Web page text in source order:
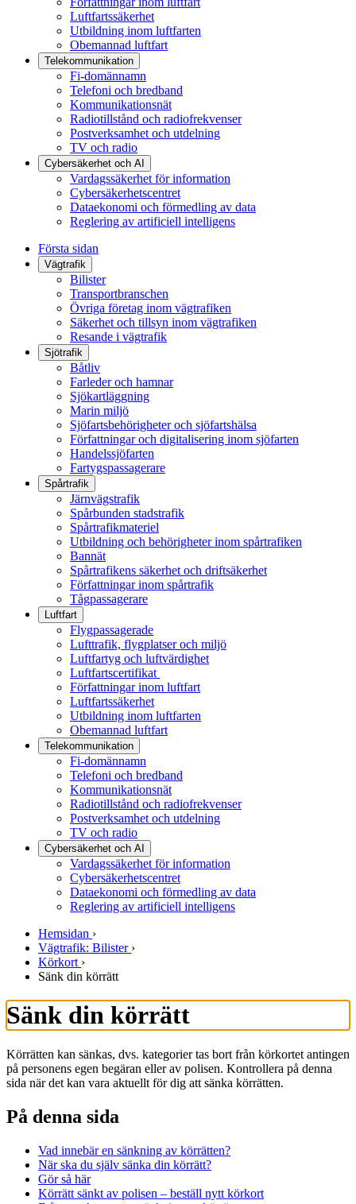
Luftfartssäkerhet
Utbildning inom luftfarten
Obemannad luftfart
Telekommunikation
Fi-domännamn
Telefoni och bredband
Kommunikationsnät
Radiotillstånd och radiofrekvenser
Postverksamhet och utdelning
TV och radio
Cybersäkerhet och AI
Vardagssäkerhet för information
Cybersäkerhetscentret
Dataekonomi och förmedling av data
Reglering av artificiell intelligens
Första sidan
Vägtrafik
Bilister
Transportbranschen
Övriga företag inom vägtrafiken
Säkerhet och tillsyn inom vägtrafiken
Resande i vägtrafik
Sjötrafik
Båtliv
Farleder och hamnar
Sjökartläggning
Marin miljö
Sjöfartsbehörigheter och sjöfartshälsa
Författningar och digitalisering inom sjöfarten
Handelssjöfarten
Fartygspassagerare
Spårtrafik
Järnvägstrafik
Spårbunden stadstrafik
Spårtrafikmateriel
Utbildning och behörigheter inom spårtrafiken
Bannät
Spårtrafikens säkerhet och driftsäkerhet
Författningar inom spårtrafik
Tågpassagerare
Luftfart
Flygpassagerade
Lufttrafik, flygplatser och miljö
Luftfartyg och luftvärdighet
Luftfartscertifikat
Författningar inom luftfart
Luftfartssäkerhet
Utbildning inom luftfarten
Obemannad luftfart
Telekommunikation
Fi-domännamn
Telefoni och bredband
Kommunikationsnät
Radiotillstånd och radiofrekvenser
Postverksamhet och utdelning
TV och radio
Cybersäkerhet och AI
Vardagssäkerhet för information
Cybersäkerhetscentret
Dataekonomi och förmedling av data
Reglering av artificiell intelligens
Hemsidan ›
Vägtrafik: Bilister ›
Körkort ›
Sänk din körrätt
Sänk din körrätt
Körrätten kan sänkas, dvs. kategorier tas bort från körkortet antingen
på personens egen begäran eller av polisen. Kontrollera på denna
sida när det kan vara aktuellt för dig att sänka körrätten.
På denna sida
Vad innebär en sänkning av körrätten?
När ska du själv sänka din körrätt?
Gör så här
Körrätt sänkt av polisen – beställ nytt körkort